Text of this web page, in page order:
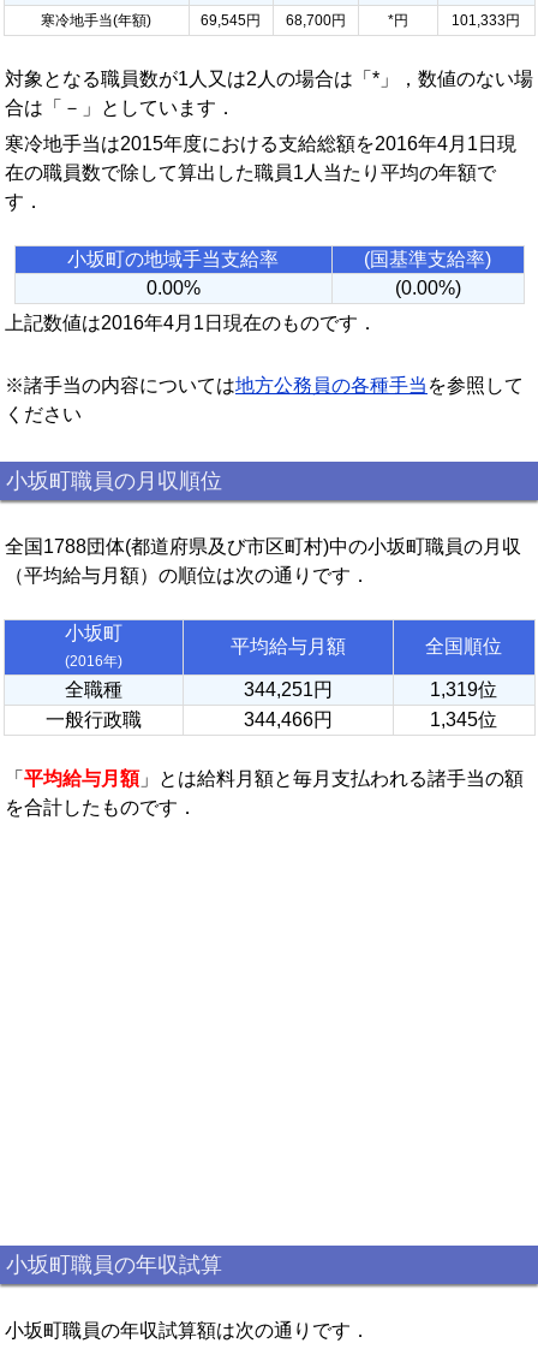
寒冷地手当(年額)
69,545円 68,700円 *円 101,333円
対象となる職員数が1人又は2人の場合は「*」，数値のない場
合は「－」としています．
寒冷地手当は2015年度における支給総額を2016年4月1日現
在の職員数で除して算出した職員1人当たり平均の年額で
す．
小坂町の地域手当支給率
(国基準支給率)
0.00%
(0.00%)
上記数値は2016年4月1日現在のものです．
※諸手当の内容については地方公務員の各種手当 を参照して
ください
小坂町職員の月収順位
全国1788団体(都道府県及び市区町村)中の小坂町職員の月収
（平均給与月額）の順位は次の通りです．
小坂町
(2016年)
平均給与月額 全国順位
全職種 344,251円
1,319位
一般行政職
344,466円 1,345位
「 平均給与月額」とは給料月額と毎月支払われる諸手当の額
を合計したものです．
小坂町職員の年収試算
小坂町職員の年収試算額は次の通りです．